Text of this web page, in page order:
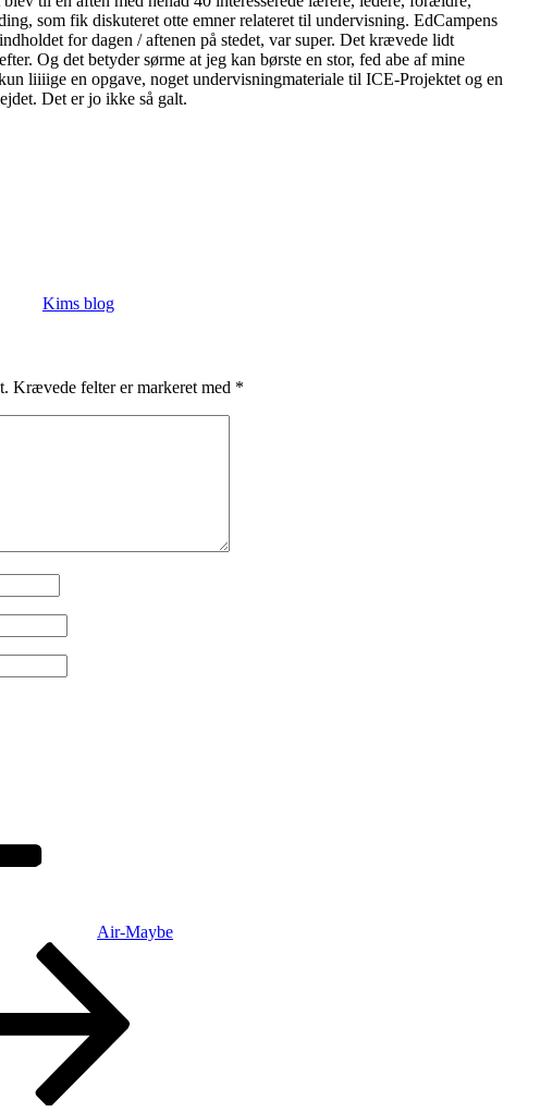
som fik diskuteret otte emner relateret til undervisning. EdCampens
for dagen / aftenen på stedet, var super. Det krævede lidt
Og det betyder sørme at jeg kan børste en stor, fed abe af mine
liiiige en opgave, noget undervisningmateriale til ICE-Projektet og en
Det er jo ikke så galt.
Kims blog
Krævede felter er markeret med *
Air-Maybe